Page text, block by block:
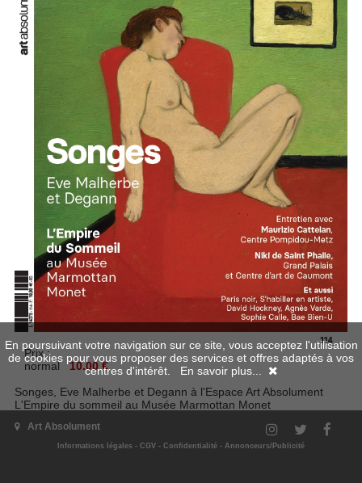
Prix :
normal
10.00 €
Songes, Eve Malherbe et Degann à l'Espace Art Absolument
L'Empire du sommeil au Musée Marmottan Monet
Entretien avec Maurizio Cattelan, Centre Pompidou-Metz
Art Absolument
Informations légales - CGV - Confidentialité - Annonceurs/Publicité
En poursuivant votre navigation sur ce site, vous acceptez l'utilisation
de cookies pour vous proposer des services et offres adaptés à vos
centres d'intérêt. En savoir plus...